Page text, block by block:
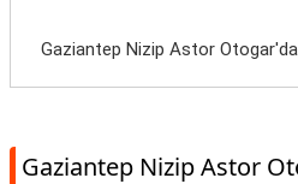
Gaziantep Nizip Astor Otogar'da
Gaziantep Nizip Astor